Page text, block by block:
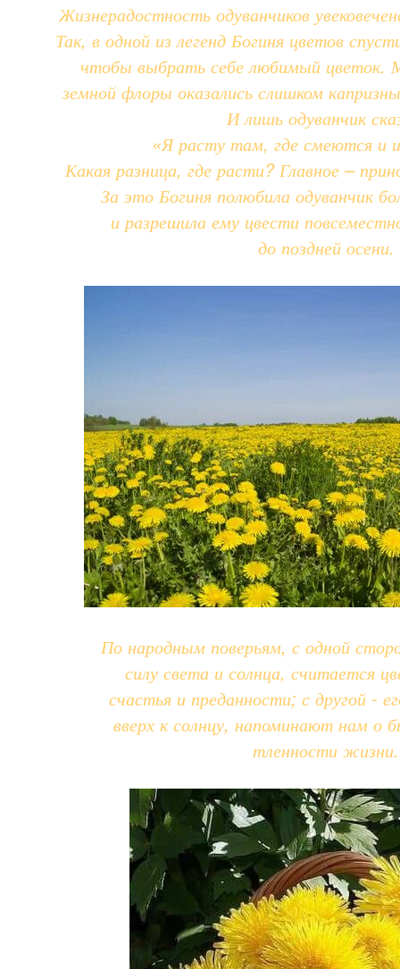
Жизнерадостность одуванчиков
Так, в одной из легенд Богиня цветов
чтобы выбрать себе любимый цветок.
земной флоры оказались слишком
И лишь одуванчик
«Я расту там, где смеются и
Какая разница, где расти? Главное –
За это Богиня полюбила одуванчик
и разрешила ему цвести
до поздней осени.
По народным поверьям, с одной
силу света и солнца, считается
счастья и преданности; с другой -
вверх к солнцу, напоминают нам о
тленности жизни.